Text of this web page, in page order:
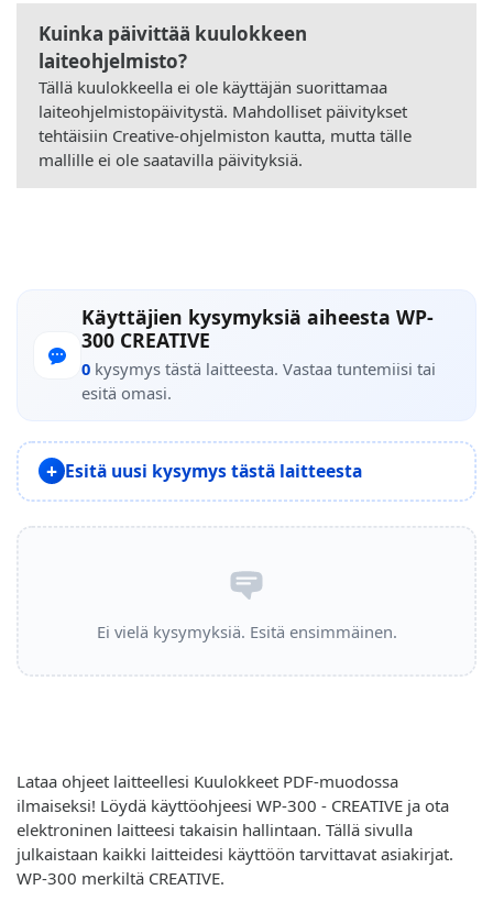
Kuinka päivittää kuulokkeen
laiteohjelmisto?
Tällä kuulokkeella ei ole käyttäjän suorittamaa
laiteohjelmistopäivitystä. Mahdolliset päivitykset
tehtäisiin Creative-ohjelmiston kautta, mutta tälle
mallille ei ole saatavilla päivityksiä.
Käyttäjien kysymyksiä aiheesta WP-
300 CREATIVE
0 kysymys tästä laitteesta. Vastaa tuntemiisi tai
esitä omasi.
Esitä uusi kysymys tästä laitteesta
Ei vielä kysymyksiä. Esitä ensimmäinen.
Lataa ohjeet laitteellesi Kuulokkeet PDF-muodossa
ilmaiseksi! Löydä käyttöohjeesi WP-300 - CREATIVE ja ota
elektroninen laitteesi takaisin hallintaan. Tällä sivulla
julkaistaan kaikki laitteidesi käyttöön tarvittavat asiakirjat.
WP-300 merkiltä CREATIVE.